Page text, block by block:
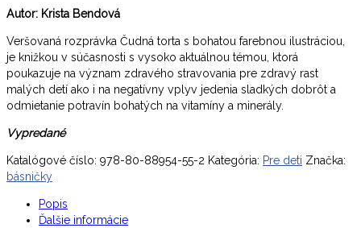
Autor: Krista Bendová
Veršovaná rozprávka Čudná torta s bohatou farebnou ilustráciou,
je knižkou v súčasnosti s vysoko aktuálnou témou, ktorá
poukazuje na význam zdravého stravovania pre zdravý rast
malých detí ako i na negatívny vplyv jedenia sladkých dobrôt a
odmietanie potravín bohatých na vitamíny a minerály.
Vypredané
Katalógové číslo: 978-80-88954-55-2 Kategória: Pre deti Značka:
básničky
Popis
Ďalšie informácie